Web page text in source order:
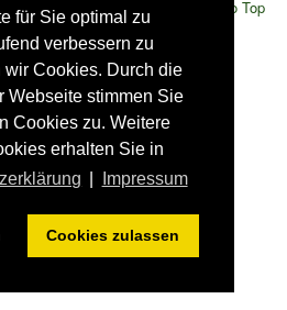
für Sie optimal zu
verbessern zu
wir Cookies. Durch die
Webseite stimmen Sie
Cookies zu. Weitere
erhalten Sie in
Impressum
Cookies zulassen
Back to Top
des Schwäbischen